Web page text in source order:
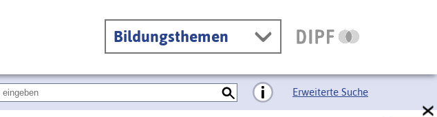
Bildungsthemen
Erweiterte Suche